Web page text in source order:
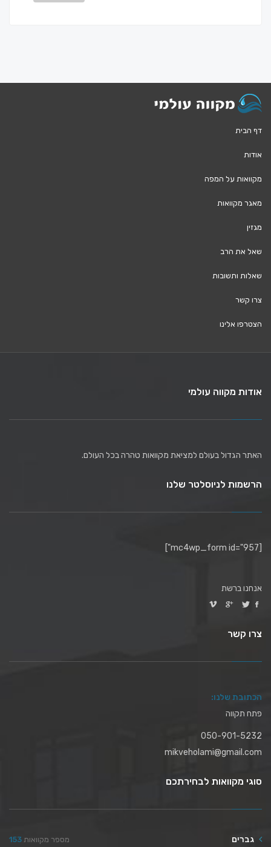
דף הבית
אודות
מקוואות על המפה
מאגר מקוואות
מגזין
שאל את הרב
שאלות ותשובות
צרו קשר
הצטרפו אלינו
אודות מקווה עולמי
האתר הגדול בעולם למציאת מקוואות טהרה בכל העולם.
הרשמות לניוסלטר שלנו
[mc4wp_form id="957"]
אנחנו ברשת
צרו קשר
הכתובת שלנו:
פתח תקווה
050-901-5232
mikveholami@gmail.com
סוגי מקוואות לבחירתכם
גברים 153 מספר מקוואות